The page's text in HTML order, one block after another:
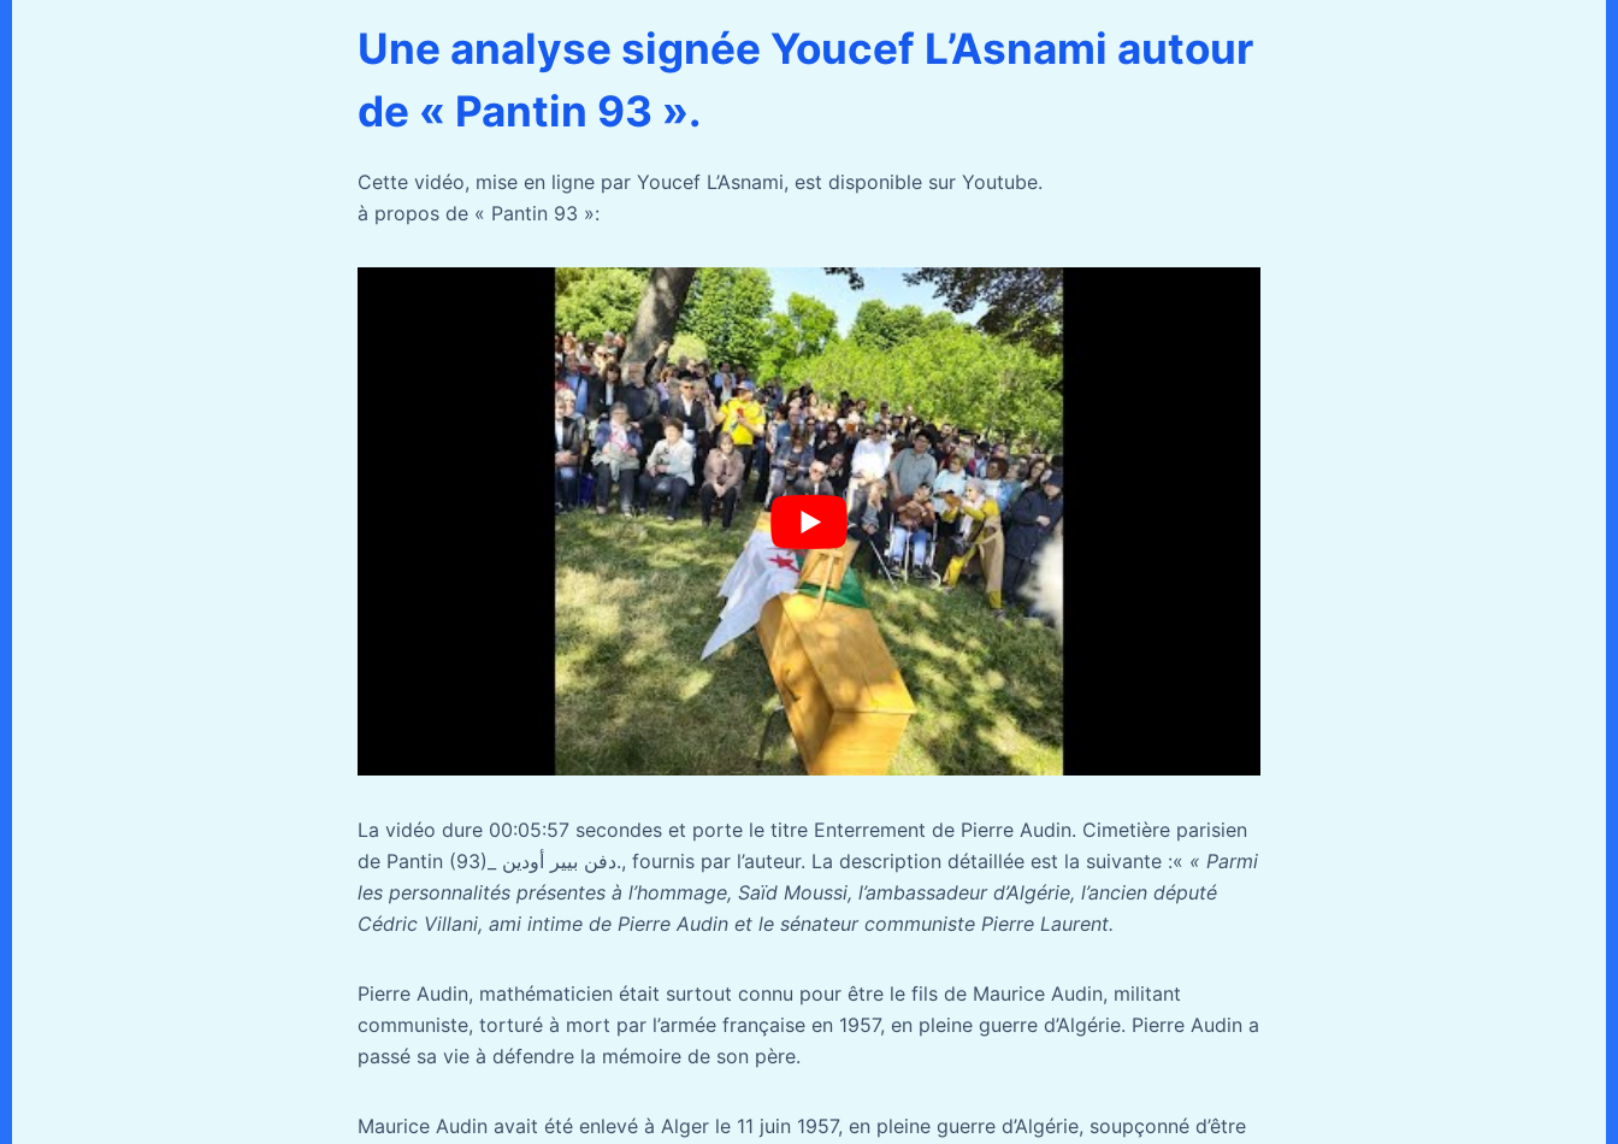
Une analyse signée Youcef L’Asnami autour
de « Pantin 93 ».
Cette vidéo, mise en ligne par Youcef L’Asnami, est disponible sur Youtube.
à propos de « Pantin 93 »:
La vidéo dure 00:05:57 secondes et porte le titre Enterrement de Pierre Audin. Cimetière parisien
de Pantin (93)_ دفن بيير أودين., fournis par l’auteur. La description détaillée est la suivante :« « Parmi
les personnalités présentes à l’hommage, Saïd Moussi, l’ambassadeur d’Algérie, l’ancien député
Cédric Villani, ami intime de Pierre Audin et le sénateur communiste Pierre Laurent.
Pierre Audin, mathématicien était surtout connu pour être le fils de Maurice Audin, militant
communiste, torturé à mort par l’armée française en 1957, en pleine guerre d’Algérie. Pierre Audin a
passé sa vie à défendre la mémoire de son père.
Maurice Audin avait été enlevé à Alger le 11 juin 1957, en pleine guerre d’Algérie, soupçonné d’être